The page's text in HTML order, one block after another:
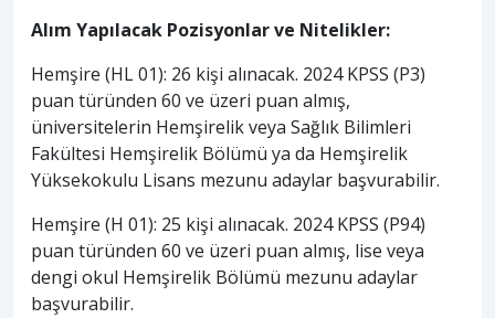
Alım Yapılacak Pozisyonlar ve Nitelikler:
Hemşire (HL 01): 26 kişi alınacak. 2024 KPSS (P3)
puan türünden 60 ve üzeri puan almış,
üniversitelerin Hemşirelik veya Sağlık Bilimleri
Fakültesi Hemşirelik Bölümü ya da Hemşirelik
Yüksekokulu Lisans mezunu adaylar başvurabilir.
Hemşire (H 01): 25 kişi alınacak. 2024 KPSS (P94)
puan türünden 60 ve üzeri puan almış, lise veya
dengi okul Hemşirelik Bölümü mezunu adaylar
başvurabilir.